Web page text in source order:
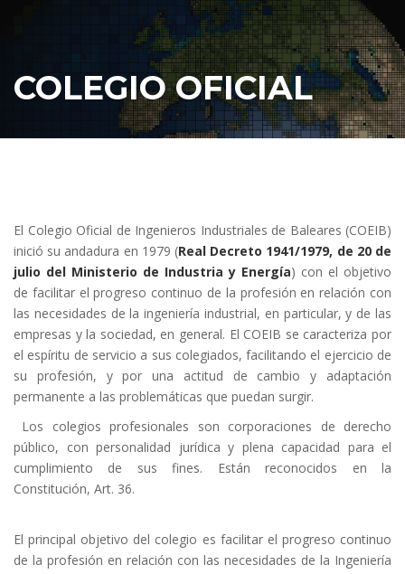
COLEGIO OFICIAL
El Colegio Oficial de Ingenieros Industriales de Baleares (COEIB)
inició su andadura en 1979 (Real Decreto 1941/1979, de 20 de
julio del Ministerio de Industria y Energía) con el objetivo
de facilitar el progreso continuo de la profesión en relación con
las necesidades de la ingeniería industrial, en particular, y de las
empresas y la sociedad, en general. El COEIB se caracteriza por
el espíritu de servicio a sus colegiados, facilitando el ejercicio de
su profesión, y por una actitud de cambio y adaptación
permanente a las problemáticas que puedan surgir.
Los colegios profesionales son corporaciones de derecho
público, con personalidad jurídica y plena capacidad para el
cumplimiento de sus fines. Están reconocidos en la
Constitución, Art. 36.
El principal objetivo del colegio es facilitar el progreso continuo
de la profesión en relación con las necesidades de la Ingeniería